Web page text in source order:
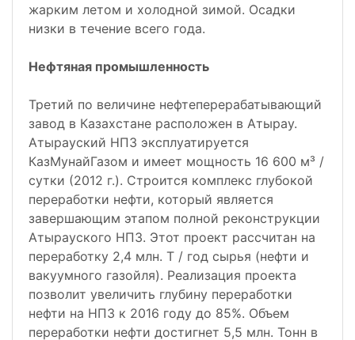
жарким летом и холодной зимой. Осадки
низки в течение всего года.
Нефтяная промышленность
Третий по величине нефтеперерабатывающий
завод в Казахстане расположен в Атырау.
Атырауский НПЗ эксплуатируется
КазМунайГазом и имеет мощность 16 600 м³ /
сутки (2012 г.). Строится комплекс глубокой
переработки нефти, который является
завершающим этапом полной реконструкции
Атырауского НПЗ. Этот проект рассчитан на
переработку 2,4 млн. Т / год сырья (нефти и
вакуумного газойля). Реализация проекта
позволит увеличить глубину переработки
нефти на НПЗ к 2016 году до 85%. Объем
переработки нефти достигнет 5,5 млн. Тонн в